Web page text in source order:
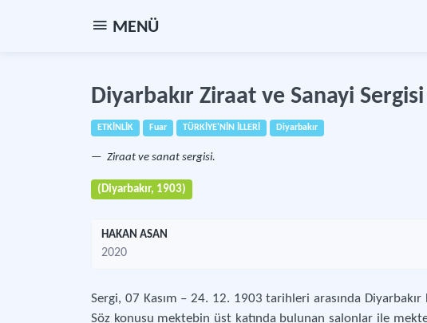
MENÜ
Diyarbakır Ziraat ve Sanayi Sergisi
ETKİNLİK Fuar TÜRKİYE'NİN İLLERİ Diyarbakır
Ziraat ve sanat sergisi.
(Diyarbakır, 1903)
HAKAN ASAN
2020
Sergi, 07 Kasım – 24. 12. 1903 tarihleri arasında
Söz konusu mektebin üst katında bulunan salonlar ile